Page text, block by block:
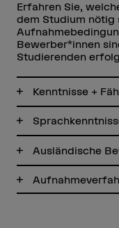
Erfahren Sie,
dem Studium nötig
Bewerber*innen
Studierenden
Kenntnisse +
Ausländische